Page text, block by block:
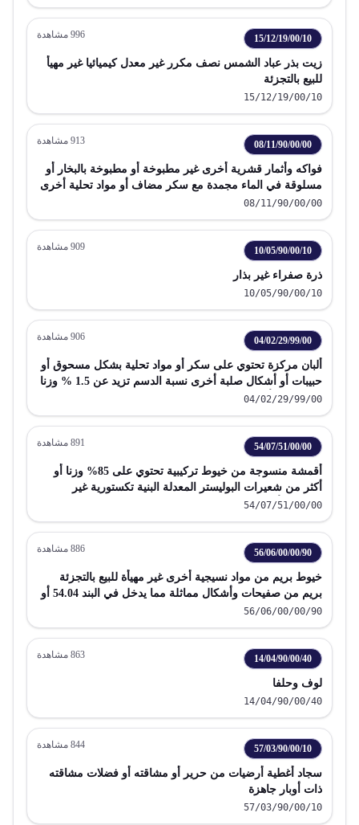
15/12/19/00/10
996 مشاهدة
زيت بذر عباد الشمس نصف مكرر غير معدل كيميائيا غير مهيأ
للبيع بالتجزئة
15/12/19/00/10
08/11/90/00/00
913 مشاهدة
فواكه وأثمار قشرية أخرى غير مطبوخة أو مطبوخة بالبخار أو
مسلوقة في الماء مجمدة مع سكر مضاف أو مواد تحلية أخرى
08/11/90/00/00
10/05/90/00/10
909 مشاهدة
ذرة صفراء غير بذار
10/05/90/00/10
04/02/29/99/00
906 مشاهدة
ألبان مركزة تحتوي على سكر أو مواد تحلية بشكل مسحوق أو
حبيبات أو أشكال صلبة أخرى نسبة الدسم تزيد عن 1.5 % وزنا
في عبوات أخرى
04/02/29/99/00
54/07/51/00/00
891 مشاهدة
أقمشة منسوجة من خيوط تركيبية تحتوي على 85% وزنا أو
أكثر من شعيرات البوليستر المعدلة البنية تكستورية غير
مقصورة أو مقصورة
54/07/51/00/00
56/06/00/00/90
886 مشاهدة
خيوط بريم من مواد نسيجية أخرى غير مهيأة للبيع بالتجزئة
بريم من صفيحات وأشكال مماثلة مما يدخل في البند 54.04 أو
البند 54.05 خيوط قطيفية بما فيها الخيوط القطيفية المزغبة
خيوط السلسلة
56/06/00/00/90
14/04/90/00/40
863 مشاهدة
لوف وحلفا
14/04/90/00/40
57/03/90/00/10
844 مشاهدة
سجاد أغطية أرضيات من حرير أو مشاقته أو فضلات مشاقته
ذات أوبار جاهزة
57/03/90/00/10